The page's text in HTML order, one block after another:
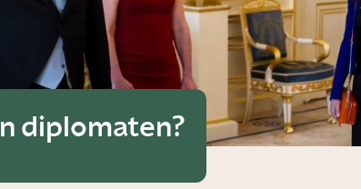
diplomaten?